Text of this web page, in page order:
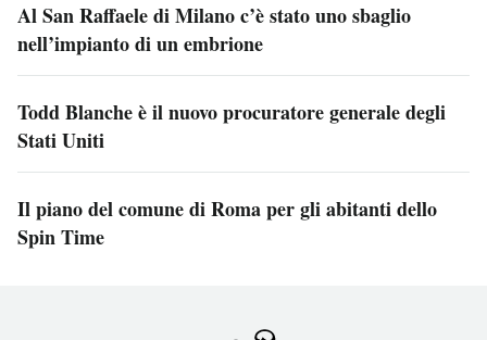
Al San Raffaele di Milano c’è stato uno sbaglio
nell’impianto di un embrione
Todd Blanche è il nuovo procuratore generale degli
Stati Uniti
Il piano del comune di Roma per gli abitanti dello
Spin Time